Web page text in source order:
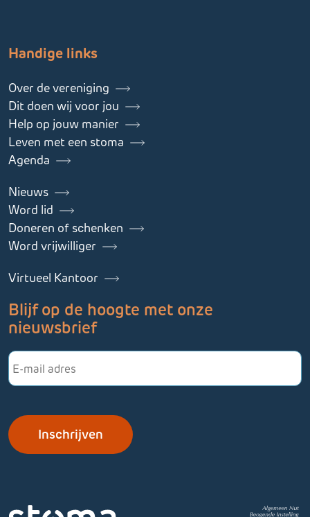
Handige links
Over de vereniging
Dit doen wij voor jou
Help op jouw manier
Leven met een stoma
Agenda
Nieuws
Word lid
Doneren of schenken
Word vrijwilliger
Virtueel Kantoor
Blijf op de hoogte met onze
nieuwsbrief
E-
mailadres